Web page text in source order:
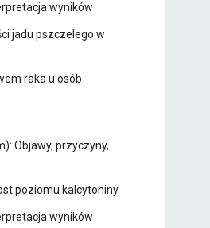
wyników
jadu pszczelego w
raka u osób
Objawy, przyczyny,
poziomu kalcytoniny
wyników